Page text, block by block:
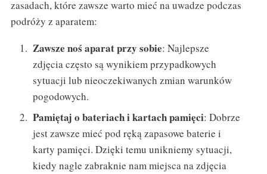
zasadach, które zawsze warto mieć na uwadze podczas
podróży z aparatem:
Zawsze noś aparat przy sobie: Najlepsze
zdjęcia często są wynikiem przypadkowych
sytuacji lub nieoczekiwanych zmian warunków
pogodowych.
Pamiętaj o bateriach i kartach pamięci: Dobrze
jest zawsze mieć pod ręką zapasowe baterie i
karty pamięci. Dzięki temu unikniemy sytuacji,
kiedy nagle zabraknie nam miejsca na zdjęcia